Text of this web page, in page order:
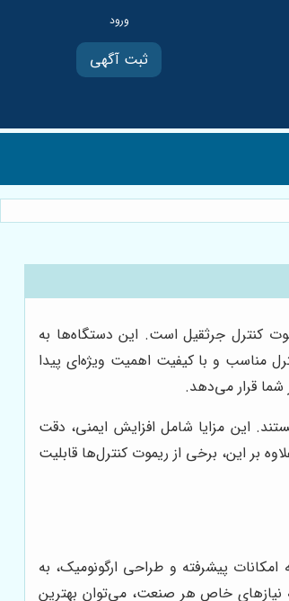
ثبت آگهی
کنترل جرثقیل است. این دستگاه‌ها به
مناسب و با کیفیت اهمیت ویژه‌ای پیدا
شما قرار می‌دهد.
این مزایا شامل افزایش ایمنی، دقت
بر این، برخی از ریموت کنترل‌ها قابلیت
امکانات پیشرفته و طراحی ارگونومیک، به
نیازهای خاص هر صنعت، می‌توان بهترین